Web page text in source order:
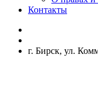
Контакты
г. Бирск, ул.